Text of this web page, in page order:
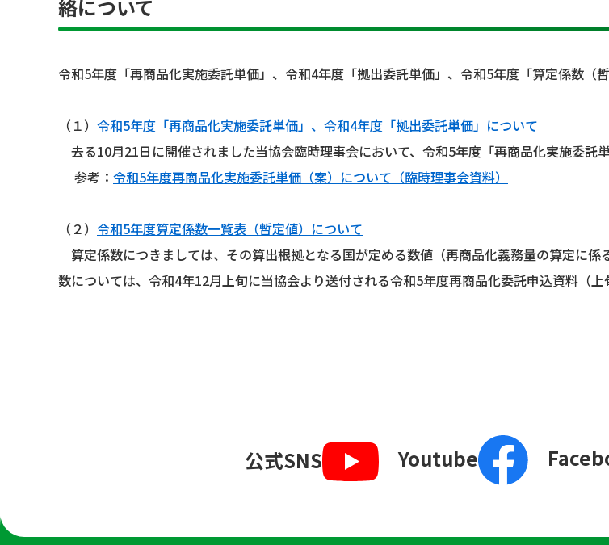
絡について
令和5年度「再商品化実施委託単価」、令和4年度「拠出委託単価」、令和5年度「算定係数（
（１） 令和5年度「再商品化実施委託単価」、令和4年度「拠出委託単価」について
去る10月21日に開催されました当協会臨時理事会において、令和5年度「再商品化実施委託
参考： 令和5年度再商品化実施委託単価（案）について（臨時理事会資料）
（２） 令和5年度算定係数一覧表（暫定値）について
算定係数につきましては、その算出根拠となる国が定める数値（再商品化義務量の算定に
数については、令和4年12月上旬に当協会より送付される令和5年度再商品化委託申込資料（上
公式SNS Youtube